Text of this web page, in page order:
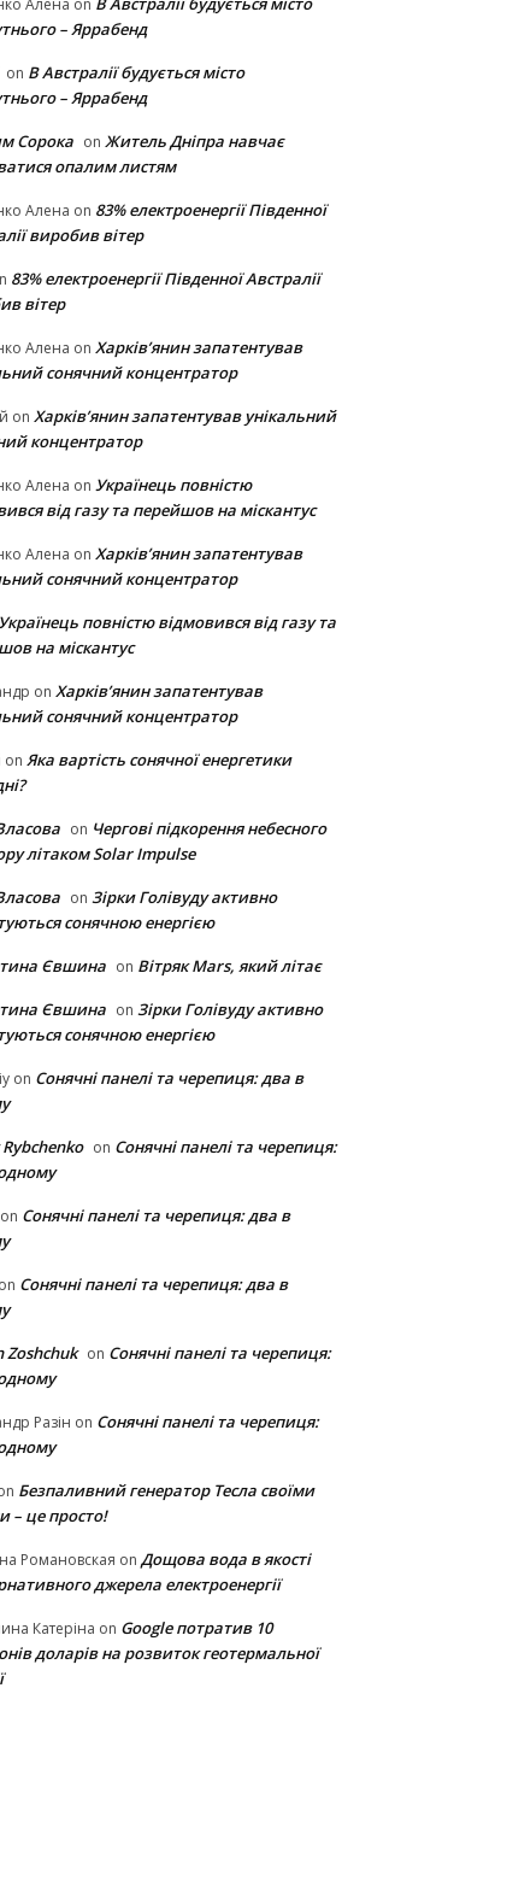
Алена on
– Яррабенд
on В Австралії будується місто
– Яррабенд
Сорока on Житель Дніпра навчає
опалим листям
Алена on 83% електроенергії Південної
виробив вітер
83% електроенергії Південної Австралії
вітер
Алена on Харків’янин запатентував
сонячний концентратор
on Харків’янин запатентував унікальний
концентратор
Алена on Українець повністю
від газу та перейшов на міскантус
Алена on Харків’янин запатентував
сонячний концентратор
повністю відмовився від газу та
на міскантус
on Харків’янин запатентував
сонячний концентратор
on Яка вартість сонячної енергетики
on Чергові підкорення небесного
літаком Solar Impulse
on Зірки Голівуду активно
сонячною енергією
Євшина on Вітряк Mars, який літає
Євшина on Зірки Голівуду активно
сонячною енергією
on Сонячні панелі та черепиця: два в
on Сонячні панелі та черепиця:
on Сонячні панелі та черепиця: два в
on Сонячні панелі та черепиця: два в
Zoshchuk on Сонячні панелі та черепиця:
Разін on Сонячні панелі та черепиця:
Безпаливний генератор Тесла своїми
– це просто!
Романовская on Дощова вода в якості
джерела електроенергії
Катеріна on Google потратив 10
доларів на розвиток геотермальної